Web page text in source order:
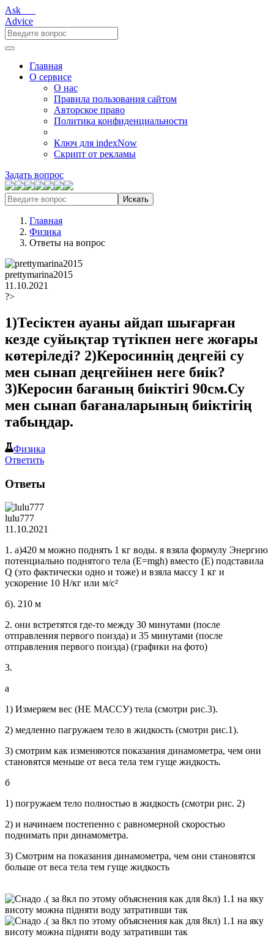
Ask___
Advice
Главная
О сервисе
О нас
Правила пользования сайтом
Авторское право
Политика конфиденциальности
Ключ для indexNow
Скрипт от рекламы
Задать вопрос
Искать
Главная
Физика
Ответы на вопрос
prettymarina2015
11.10.2021
?>
1)Тесіктен ауаны айдап шығарған
кезде суйықтар түтікпен неге жоғары
көтеріледі? 2)Керосиннің деңгейі су
мен сынап деңгейінен неге биік?
3)Керосин бағаның биіктігі 90см.Су
мен сынап бағаналарының биіктігің
табыңдар.
Физика
Ответить
Ответы
lulu777
11.10.2021
1. а)420 м можно поднять 1 кг воды. я взяла формулу Энергию
потенциально поднятого тела (E=mgh) вместо (Е) подставила
Q (это фактически одно и тоже) и взяла массу 1 кг и
ускорение 10 H/кг или м/с²
б). 210 м
2. они встретятся где-то между 30 минутами (после
отправления первого поизда) и 35 минутами (после
отправления первого поизда) (графики на фото)
3.
а
1) Измеряем вес (НЕ МАССУ) тела (смотри рис.3).
2) медленно пагружаем тело в жидкость (смотри рис.1).
3) смотрим как изменяются показания динамометра, чем они
становятся меньше от веса тела тем гуще жидкость.
б
1) погружаем тело полностью в жидкость (смотри рис. 2)
2) и начинаем постепенно с равномерной скоростью
поднимать при динамометра.
3) Смотрим на показания динамометра, чем они становятся
больше от веса тела тем гуще жидкость